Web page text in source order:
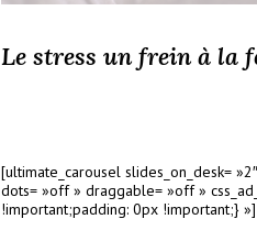
Le stress un frein à la
[ultimate_carousel slides_on_desk=
dots= »off » draggable= »off »
!important;padding: 0px !important;} »]